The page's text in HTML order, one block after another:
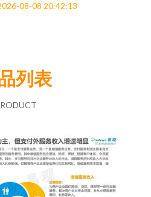
08-08 20:42:13
列表